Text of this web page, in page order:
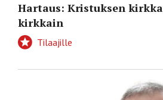
Hartaus: Kristuksen
kirkkain
Tilaajille